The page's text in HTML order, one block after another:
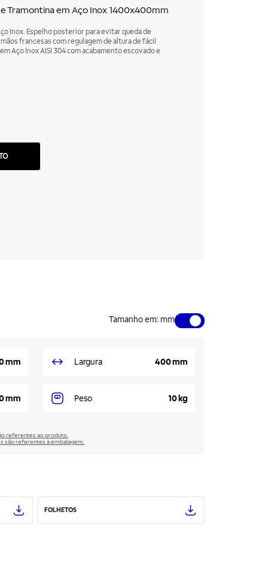
Tramontina em Aço Inox 1400x400mm
Inox. Espelho posterior para evitar queda de
francesas com regulagem de altura de fácil
Aço Inox AISI 304 com acabamento escovado e
Tamanho em: mm
mm Largura 400 mm
mm Peso 10 kg
referentes ao produto.
são referentes à embalagem.
FOLHETOS